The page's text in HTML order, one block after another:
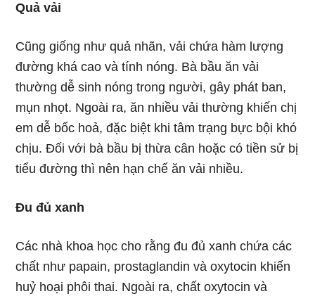
Quả vải
Cũng giống như quả nhãn, vải chứa hàm lượng
đường khá cao và tính nóng. Bà bầu ăn vải
thường dễ sinh nóng trong người, gây phát ban,
mụn nhọt. Ngoài ra, ăn nhiều vải thường khiến chị
em dễ bốc hoả, đặc biệt khi tâm trạng bực bội khó
chịu. Đối với bà bầu bị thừa cân hoặc có tiền sử bị
tiểu đường thì nên hạn chế ăn vải nhiều.
Đu đủ xanh
Các nhà khoa học cho rằng đu đủ xanh chứa các
chất như papain, prostaglandin và oxytocin khiến
huỷ hoại phôi thai. Ngoài ra, chất oxytocin và